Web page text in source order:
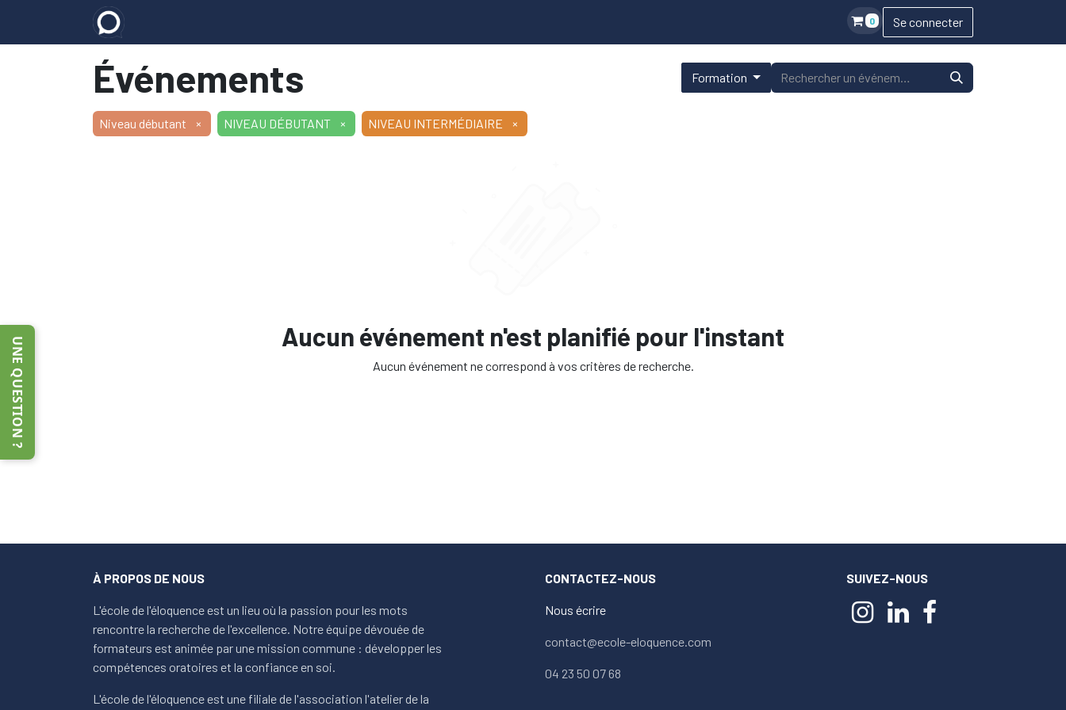
UNE QUESTION ?
0 Se connecter
Événements Formation
Niveau débutant × NIVEAU DÉBUTANT × NIVEAU INTERMÉDIAIRE ×
Aucun événement n'est planifié pour l'instant
Aucun événement ne correspond à vos critères de recherche.
À PROPOS DE NOUS
L'école de l'éloquence est un lieu où la passion pour les mots
rencontre la recherche de l'excellence. Notre équipe dévouée de
formateurs est animée par une mission commune : développer les
compétences oratoires et la confiance en soi.
L'école de l'éloquence est une filiale de l'association l'atelier de la
CONTACTEZ-NOUS
Nous écrire
contact@ecole-eloquence.com
04 23 50 07 68
SUIVEZ-NOUS